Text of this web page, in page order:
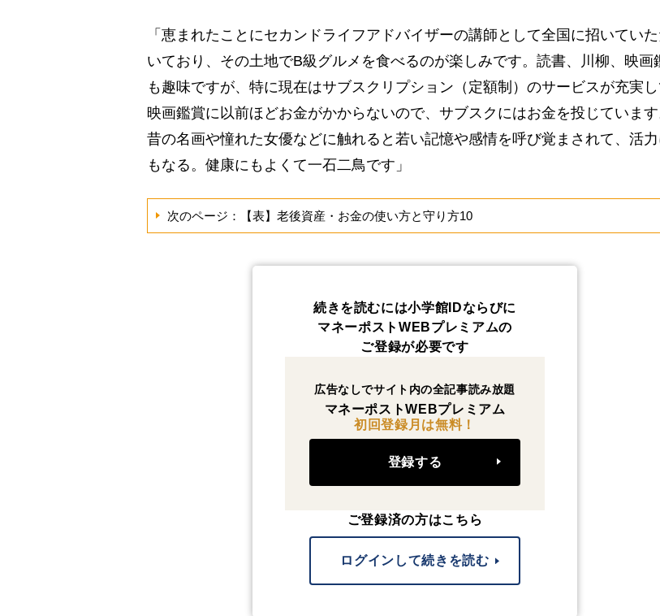
「恵まれたことにセカンドライフアドバイザーの講師として全国に招いてい
いており、その土地でB級グルメを食べるのが楽しみです。読書、川柳、映画
も趣味ですが、特に現在はサブスクリプション（定額制）のサービスが充実し
映画鑑賞に以前ほどお金がかからないので、サブスクにはお金を投じています
昔の名画や憧れた女優などに触れると若い記憶や感情を呼び覚まされて、活力
もなる。健康にもよくて一石二鳥です」
次のページ：【表】老後資産・お金の使い方と守り方10
続きを読むには小学館IDならびに
マネーポストWEBプレミアムの
ご登録が必要です
広告なしでサイト内の全記事読み放題
マネーポストWEBプレミアム
初回登録月は無料！
登録する
ご登録済の方はこちら
ログインして続きを読む